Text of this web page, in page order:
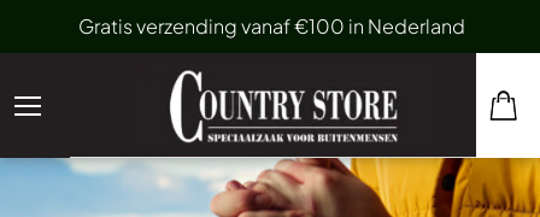
Gratis verzending vanaf €100 in Nederland